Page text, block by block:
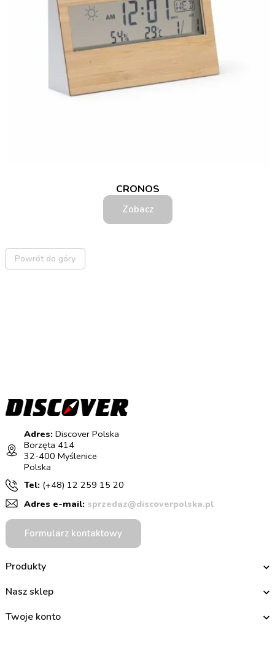
CRONOS
Zobacz
Powrót do góry
Adres:Discover Polska
Borzęta 414
32-400 Myślenice
Polska
Tel: (+48) 12 259 15 20
Adres e-mail: sprzedaz@discoverpolska.pl
Formularz kontaktowy
Produkty
Nasz sklep
Twoje konto